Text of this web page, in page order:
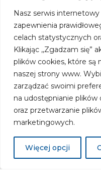
Nasz serwis
zapewnienia
celach statystycznych
Klikając ,,Zgadzam się”
plików cookies, które są
naszej strony www.
zarządzać swoimi
na udostępnianie
oraz przetwarzanie
marketingowych.
Więcej opcji
Bądź na
Adres
email
Zgodnie z ustawą z
elektroniczną (Dz.U. Nr 144,
przesyłanie newslettera drogą
Publicznego Państwowy
Copyright 2026 by